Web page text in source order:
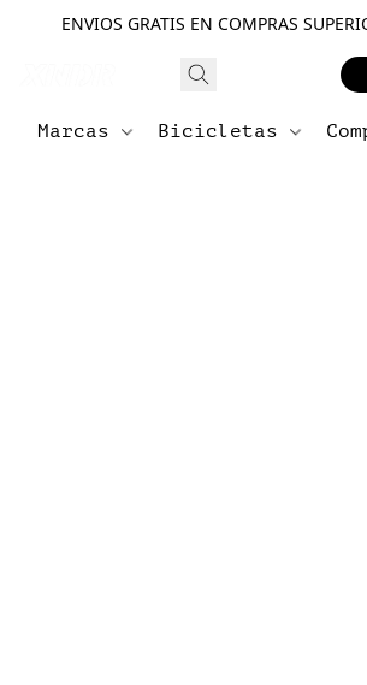
ENVIOS GRATIS EN COMPRAS
Marcas Bicicletas